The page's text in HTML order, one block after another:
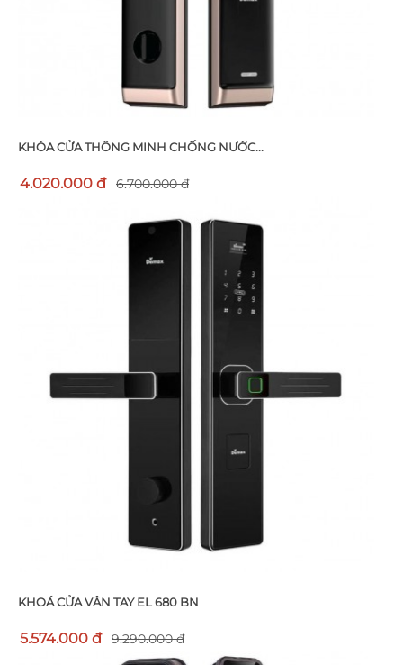
KHÓA CỬA THÔNG MINH CHỐNG NƯỚC...
4.020.000 đ 6.700.000 đ
KHOÁ CỬA VÂN TAY EL 680 BN
5.574.000 đ 9.290.000 đ